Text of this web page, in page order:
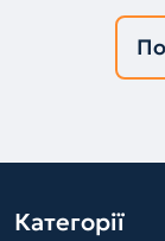
Категорії